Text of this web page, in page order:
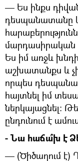
— Ես ինքս
դեսպանատանը և
մարդասիրական
Ես իմ առջև
աշխատանքս և
որպես
հայտնել իմ
ներկայացնել:
ընդունում է
- Նա հաճա՞խ է
— (Ծիծաղում է)